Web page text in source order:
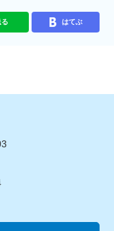
る はてぶ